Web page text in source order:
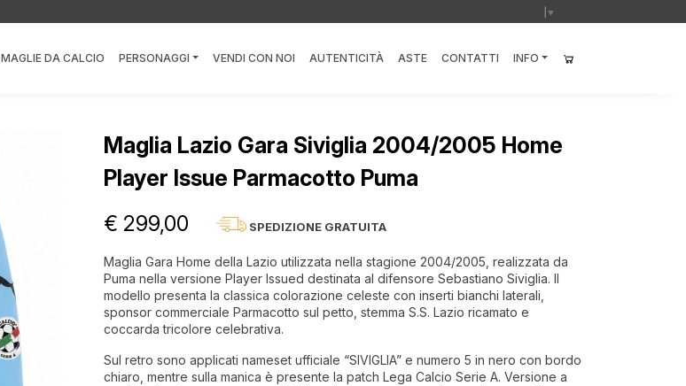
▼
MAGLIE DA CALCIO PERSONAGGI VENDI CON NOI AUTENTICITÀ ASTE CONTATTI INFO
Maglia Lazio Gara Siviglia 2004/2005 Home
Player Issue Parmacotto Puma
€ 299,00 SPEDIZIONE GRATUITA
Maglia Gara Home della Lazio utilizzata nella stagione 2004/2005, realizzata da
Puma nella versione Player Issued destinata al difensore Sebastiano Siviglia. Il
modello presenta la classica colorazione celeste con inserti bianchi laterali,
sponsor commerciale Parmacotto sul petto, stemma S.S. Lazio ricamato e
coccarda tricolore celebrativa.
Sul retro sono applicati nameset ufficiale “SIVIGLIA” e numero 5 in nero con bordo
chiaro, mentre sulla manica è presente la patch Lega Calcio Serie A. Versione a